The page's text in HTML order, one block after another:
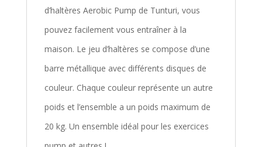
d’haltères Aerobic Pump de Tunturi, vous
pouvez facilement vous entraîner à la
maison. Le jeu d’haltères se compose d’une
barre métallique avec différents disques de
couleur. Chaque couleur représente un autre
poids et l’ensemble a un poids maximum de
20 kg. Un ensemble idéal pour les exercices